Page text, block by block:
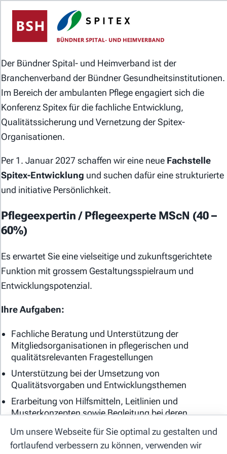
Das Jobportal der Spitex-Organisationen in der
Der Bündner Spital- und Heimverband ist der
Branchenverband der Bündner Gesundheitsinstitutionen.
Im Bereich der ambulanten Pflege engagiert sich die
Konferenz Spitex für die fachliche Entwicklung,
Qualitätssicherung und Vernetzung der Spitex-
Organisationen.
Per 1. Januar 2027 schaffen wir eine neue Fachstelle
Spitex-Entwicklung und suchen dafür eine strukturierte
und initiative Persönlichkeit.
Pflegeexpertin / Pflegeexperte MScN (40 –
60%)
Es erwartet Sie eine vielseitige und zukunftsgerichtete
Funktion mit grossem Gestaltungsspielraum und
Entwicklungspotenzial.
Ihre Aufgaben:
Fachliche Beratung und Unterstützung der
Mitgliedsorganisationen in pflegerischen und
qualitätsrelevanten Fragestellungen
Unterstützung bei der Umsetzung von
Qualitätsvorgaben und Entwicklungsthemen
Erarbeitung von Hilfsmitteln, Leitlinien und
Musterkonzepten sowie Begleitung bei deren
Initiierung und Leitung von Projekten, Bearbeitung und
Für Stellensuchende
Für Arbeitgeber
Partner von
Allgemeine Geschäftsbedingungen
Datenschutzerklärung
Cookie-Einstellungen
Impressum
Hilfe
Kontakt
Um unsere Webseite für Sie optimal zu gestalten und
fortlaufend verbessern zu können, verwenden wir